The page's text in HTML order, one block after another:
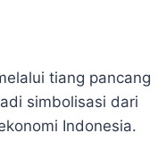
tiang pancang
simbolisasi dari
Indonesia.